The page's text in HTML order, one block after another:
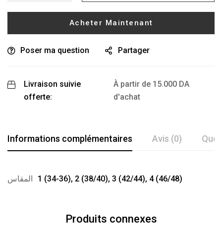
Acheter Maintenant
Poser ma question Partager
Livraison suivie
offerte:
À partir de 15.000 DA
d'achat
Informations complémentaires Avis (0)
المقاس 1 (34-36), 2 (38/40), 3 (42/44), 4 (46/48)
Produits connexes